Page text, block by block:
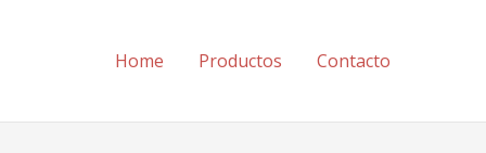
Home Productos Contacto